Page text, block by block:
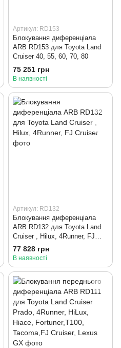
Артикул: RD153
Блокування диференціала
ARB RD153 для Toyota Land
Cruiser 40, 55, 60, 70, 80
75 251 грн
В наявності
Артикул: RD132
Блокування диференціала
ARB RD132 для Toyota Land
Cruiser , Hilux, 4Runner, FJ
Cruiser
77 828 грн
В наявності